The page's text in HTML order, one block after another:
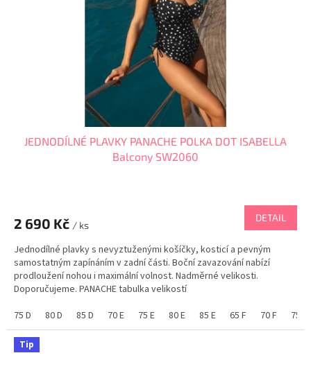
JEDNODÍLNÉ PLAVKY PANACHE POLKA DOT ISABELLA
Balcony SW2060
2 690 Kč / ks
DETAIL
Jednodílné plavky s nevyztuženými košíčky, kosticí a pevným
samostatným zapínáním v zadní části. Boční zavazování nabízí
prodloužení nohou i maximální volnost. Nadměrné velikosti.
Doporučujeme. PANACHE tabulka velikostí
75 D
80 D 85 D 70 E 75 E 80 E 85 E 65 F 70 F 75 F
Tip